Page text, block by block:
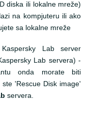
diska ili lokalne mreže)
na kompjuteru ili ako
sa lokalne mreže
Kaspersky Labserver
Lab servera) -
onda morate biti
'Rescue Disk image'
servera.